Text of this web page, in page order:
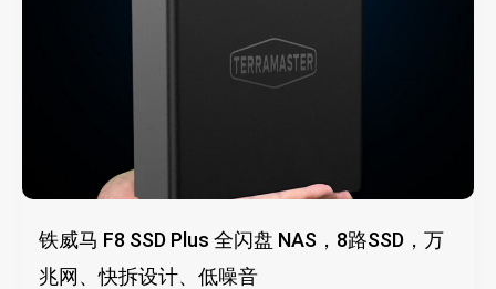
铁威马 F8 SSD Plus 全闪盘 NAS，8路SSD，万
兆网、快拆设计、低噪音